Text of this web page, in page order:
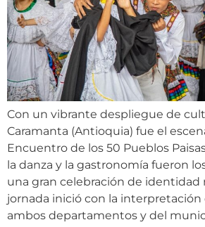
Con un vibrante despliegue de
Caramanta (Antioquia) fue el
Encuentro de los 50 Pueblos
la danza y la gastronomía fueron
una gran celebración de identidad
jornada inició con la interpretación
ambos departamentos y del